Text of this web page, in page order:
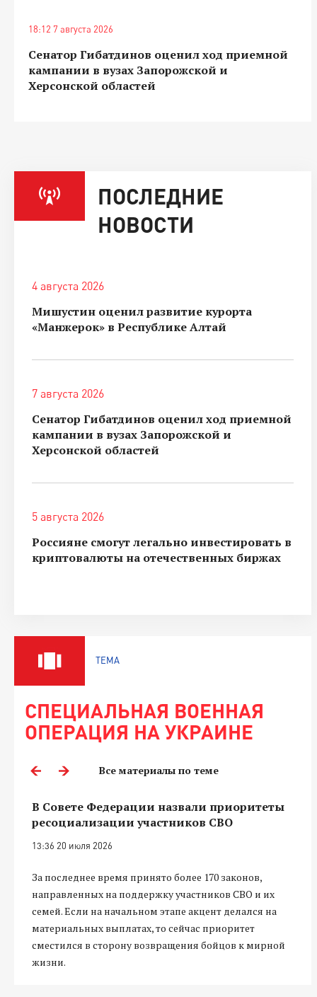
18:12 7 августа 2026
Сенатор Гибатдинов оценил ход приемной
кампании в вузах Запорожской и
Херсонской областей
ПОСЛЕДНИЕ
НОВОСТИ
4 августа 2026
Мишустин оценил развитие курорта
«Манжерок» в Республике Алтай
7 августа 2026
Сенатор Гибатдинов оценил ход приемной
кампании в вузах Запорожской и
Херсонской областей
5 августа 2026
Россияне смогут легально инвестировать в
криптовалюты на отечественных биржах
ТЕМА
СПЕЦИАЛЬНАЯ ВОЕННАЯ
ОПЕРАЦИЯ НА УКРАИНЕ
Все материалы по теме
В Совете Федерации назвали приоритеты
ресоциализации участников СВО
13:36 20 июля 2026
За последнее время принято более 170 законов,
направленных на поддержку участников СВО и их
семей. Если на начальном этапе акцент делался на
материальных выплатах, то сейчас приоритет
сместился в сторону возвращения бойцов к мирной
жизни.